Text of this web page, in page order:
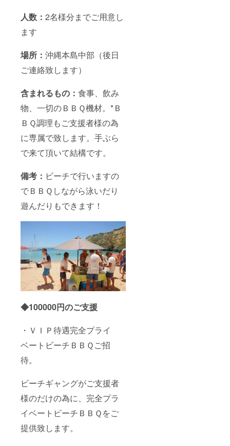
人数： 2名様分までご用意し
ます
場所： 沖縄本島中部（後日
ご連絡致します）
含まれるもの： 食事、飲み
物、一切のＢＢＱ機材。*Ｂ
ＢＱ調理もご支援者様の為
に専属で致します。手ぶら
で来て頂いて結構です。
備考： ビーチで行いますの
でＢＢＱしながら泳いだり
遊んだりもできます！
◆100000円のご支援
・ＶＩＰ待遇完全プライ
ベートビーチＢＢＱご招
待。
ビーチギャングがご支援者
様のだけの為に、完全プラ
イベートビーチＢＢＱをご
提供致します。